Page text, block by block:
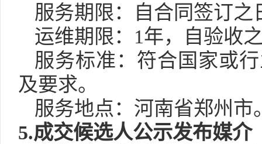
服务期限：自合同签订之
运维期限： 1年，自验收
服务标准：符合国家或
及要求。
服务地点：河南省郑州市
5.成交候选人公示发布媒介